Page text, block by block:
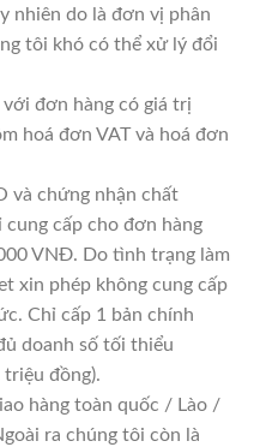
nhiên do là đơn vị phân
tôi khó có thể xử lý đổi
đơn hàng có giá trị
hoá đơn VAT và hoá đơn
và chứng nhận chất
cấp cho đơn hàng
VNĐ. Do tình trạng làm
xin phép không cung cấp
Chỉ cấp 1 bản chính
doanh số tối thiểu
đồng).
hàng toàn quốc / Lào /
ra chúng tôi còn là